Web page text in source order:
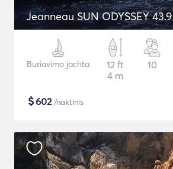
Jeanneau SUN ODYSSEY 43.9
Buriavimo jachta
12 ft
4 m
10
$602/naktinis